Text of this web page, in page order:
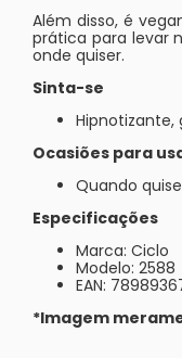
Além disso, é
prática para levar
onde quiser.
Sinta-se
Ocasiões para
Quando
Especificações
Marca: Ciclo
Modelo: 2588
EAN:
*Imagem